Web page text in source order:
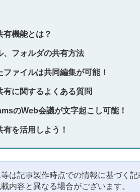
機能とは？
、フォルダの共有方法
ァイルは共同編集が可能！
に関するよくある質問
のWeb会議が文字起こし可能！
を活用しよう！
は記事製作時点での情報に基づく記
内容と異なる場合がございます。